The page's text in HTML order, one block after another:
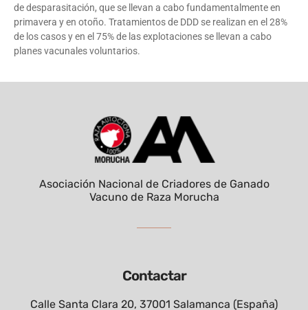
de desparasitación, que se llevan a cabo fundamentalmente en
primavera y en otoño. Tratamientos de DDD se realizan en el 28%
de los casos y en el 75% de las explotaciones se llevan a cabo
planes vacunales voluntarios.
Contactar
Calle Santa Clara 20, 37001 Salamanca (España)
Asociación Nacional de Criadores de Ganado
Vacuno de Raza Morucha